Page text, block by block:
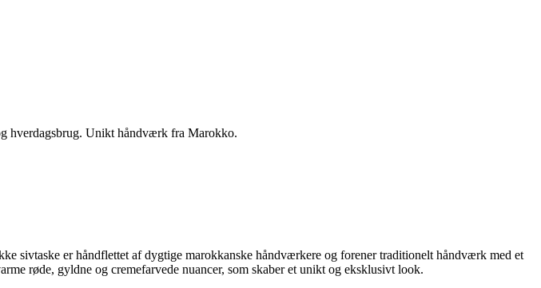
hverdagsbrug. Unikt håndværk fra Marokko.
sivtaske er håndflettet af dygtige marokkanske håndværkere og forener traditionelt håndværk med et
røde, gyldne og cremefarvede nuancer, som skaber et unikt og eksklusivt look.